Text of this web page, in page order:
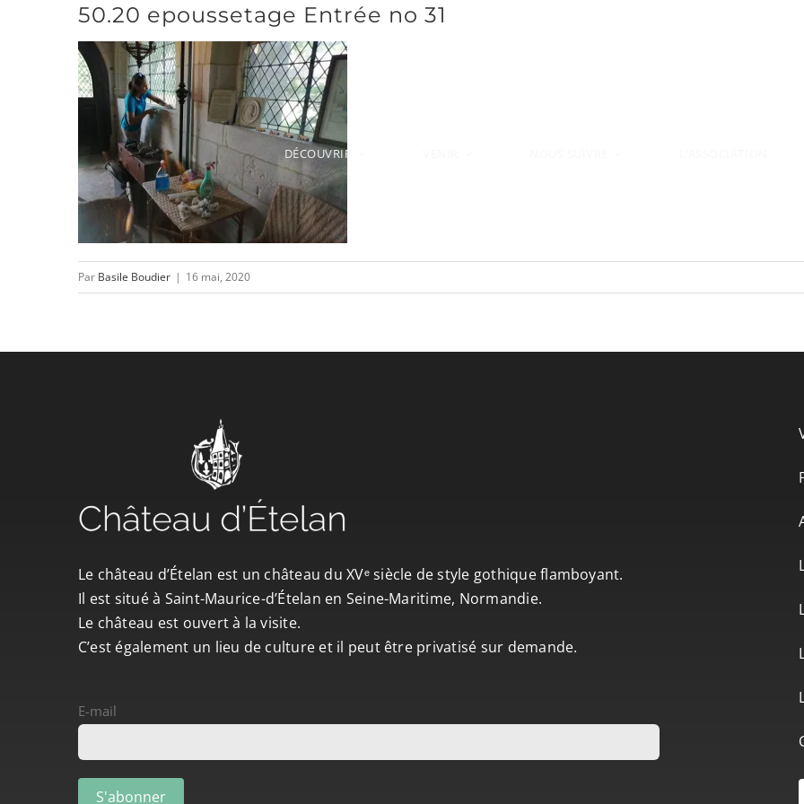
DÉCOUVRIR
50.20 epoussetage Entrée no 31
Par Basile Boudier | 16 mai, 2020
Le château d’Ételan est un château du XVᵉ siècle de style gothique flamboyant.
Il est situé à Saint-Maurice-d’Ételan en Seine-Maritime, Normandie.
Le château est ouvert à la visite.
C’est également un lieu de culture et il peut être privatisé sur demande.
E-mail